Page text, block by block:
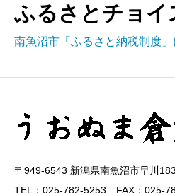
ふるさとチョイ
南魚沼市「ふるさと納税制度
〒949-6543 新潟県南魚沼市早川183
TEL：025-782-5253 FAX：025-